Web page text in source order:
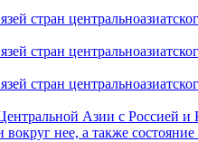
Азии с Россией и
нее, а также состояние